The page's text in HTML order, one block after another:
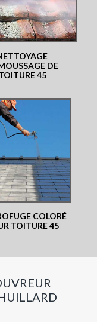
DE
45
COLORÉ
TOITURE 45